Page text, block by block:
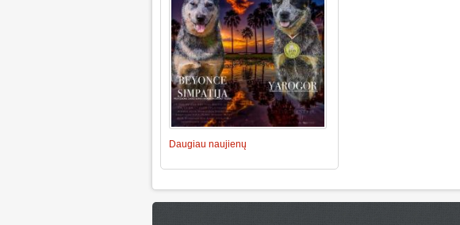
Daugiau naujienų